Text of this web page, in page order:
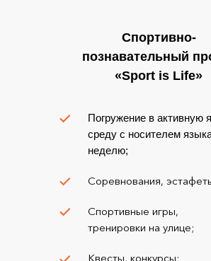
Спортивно-
познавательный
«Sport is Life»
Погружение в активную
среду с носителем
неделю;
Соревнования,
Спортивные игры,
тренировки на улице;
Квесты, конкурсы;